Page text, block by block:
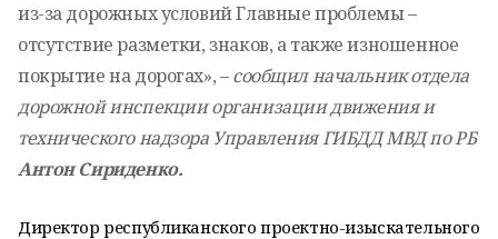
из-за дорожных условий Главные проблемы –
отсутствие разметки, знаков, а также изношенное
покрытие на дорогах», –сообщил начальник отдела
дорожной инспекции организации движения и
технического надзора Управления ГИБДД МВД по РБ
Антон Сириденко.
Директор республиканского проектно-изыскательного